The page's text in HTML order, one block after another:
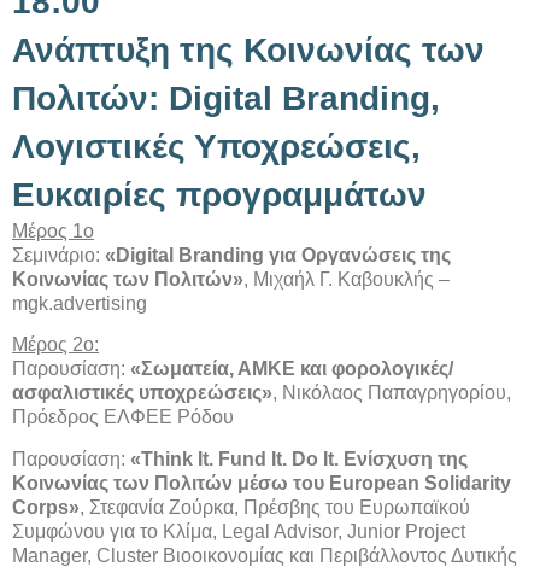
Ανάπτυξη της Κοινωνίας των
Πολιτών: Digital Branding,
Λογιστικές Υποχρεώσεις,
Ευκαιρίες προγραμμάτων
Μέρος 1ο
Σεμινάριο: «Digital Branding για Οργανώσεις της
Κοινωνίας των Πολιτών», Μιχαήλ Γ. Καβουκλής –
mgk.advertising
Μέρος 2ο:
Παρουσίαση: «Σωματεία, ΑΜΚΕ και φορολογικές/
ασφαλιστικές υποχρεώσεις», Νικόλαος Παπαγρηγορίου,
Πρόεδρος ΕΛΦΕΕ Ρόδου
Παρουσίαση: «Think It. Fund It. Do It. Ενίσχυση της
Κοινωνίας των Πολιτών μέσω του European Solidarity
Corps», Στεφανία Ζούρκα, Πρέσβης του Ευρωπαϊκού
Συμφώνου για το Κλίμα, Legal Advisor, Junior Project
Manager, Cluster Bιοοικονομίας και Περιβάλλοντος Δυτικής